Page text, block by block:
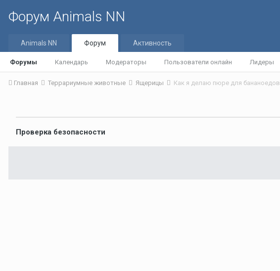
Форум Animals NN
Animals NN Форум
Форумы Календарь Модераторы Пользователи онлайн Лидеры
Активность
Главная Террариумные животные Ящерицы Как я делаю пюре для бананоедов
Проверка безопасности